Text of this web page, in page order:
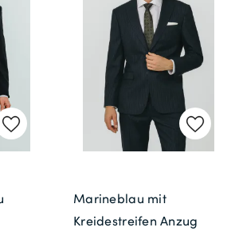
Gratisversand *
Marineblau mit
Kreidestreifen Anzug